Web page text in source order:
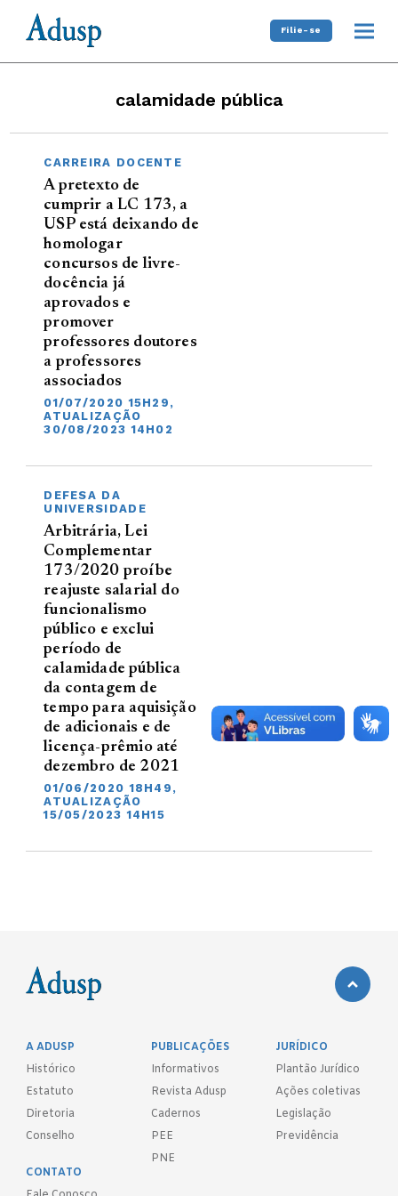
Filie-se
calamidade pública
CARREIRA DOCENTE
A pretexto de
cumprir a LC 173, a
USP está deixando de
homologar
concursos de livre-
docência já
aprovados e
promover
professores doutores
a professores
associados
01/07/2020 15H29,
ATUALIZAÇÃO
30/08/2023 14H02
DEFESA DA
UNIVERSIDADE
Arbitrária, Lei
Complementar
173/2020 proíbe
reajuste salarial do
funcionalismo
público e exclui
período de
calamidade pública
da contagem de
tempo para aquisição
de adicionais e de
licença-prêmio até
dezembro de 2021
01/06/2020 18H49,
ATUALIZAÇÃO
15/05/2023 14H15
A ADUSP
Histórico
Estatuto
Diretoria
Conselho
PUBLICAÇÕES
Informativos
Revista Adusp
Cadernos
PEE
PNE
JURÍDICO
Plantão Jurídico
Ações coletivas
Legislação
Previdência
CONTATO